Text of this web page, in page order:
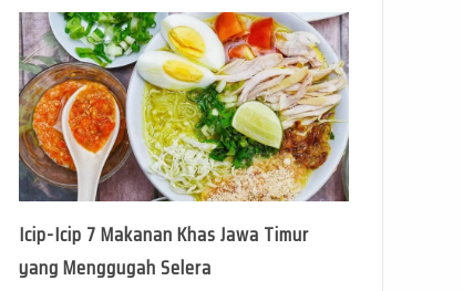
Icip-Icip 7 Makanan Khas Jawa Timur
yang Menggugah Selera